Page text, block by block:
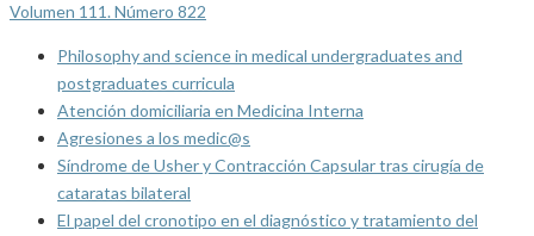
Volumen 111. Número 822
Philosophy and science in medical undergraduates and
postgraduates curricula
Atención domiciliaria en Medicina Interna
Agresiones a los medic@s
Síndrome de Usher y Contracción Capsular tras cirugía de
cataratas bilateral
El papel del cronotipo en el diagnóstico y tratamiento del